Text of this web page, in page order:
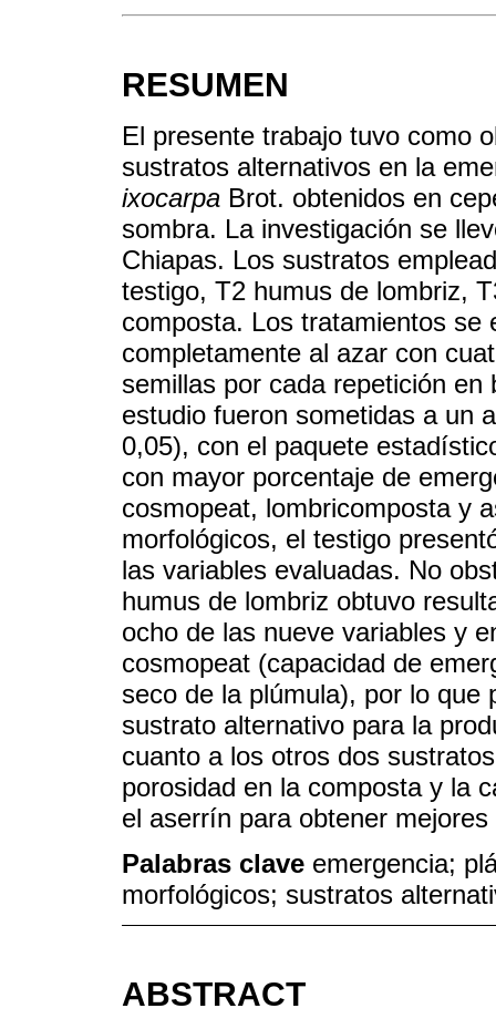
RESUMEN
El presente trabajo tuvo como
sustratos alternativos en la
ixocarpa Brot. obtenidos en
sombra. La investigación se
Chiapas. Los sustratos
testigo, T2 humus de lombriz,
composta. Los tratamientos se
completamente al azar con
semillas por cada repetición
estudio fueron sometidas a un
0,05), con el paquete
con mayor porcentaje de
cosmopeat, lombricomposta y
morfológicos, el testigo
las variables evaluadas. No
humus de lombriz obtuvo
ocho de las nueve variables y
cosmopeat (capacidad de
seco de la plúmula), por lo que
sustrato alternativo para la
cuanto a los otros dos
porosidad en la composta y la
el aserrín para obtener
Palabras clave emergencia;
morfológicos; sustratos
ABSTRACT